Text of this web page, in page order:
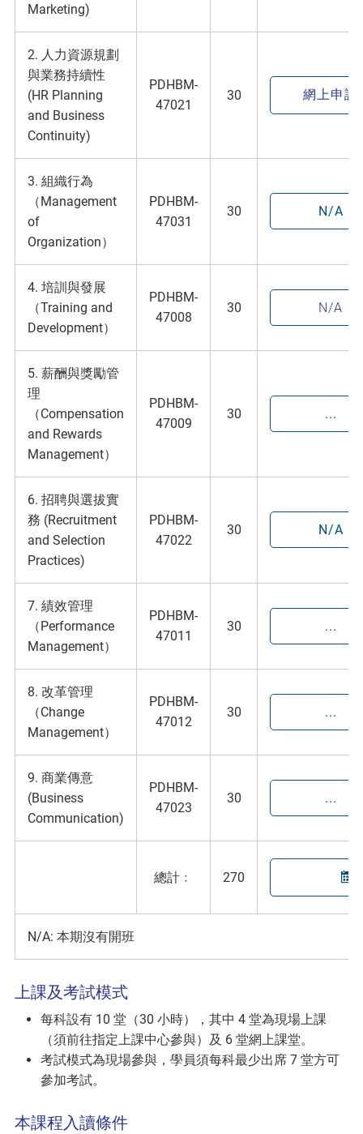
Marketing)
2. 人力資源規劃
與業務持續性
(HR Planning
and Business
Continuity)
PDHBM-
47021
30 網上申請
3. 組織行為
（Management
of
Organization）
PDHBM-
47031
30 N/A
4. 培訓與發展
（Training and
Development）
PDHBM-
47008
30 N/A
5. 薪酬與獎勵管
理
（Compensation
and Rewards
Management）
PDHBM-
47009
30 ...
6. 招聘與選拔實
務 (Recruitment
and Selection
Practices)
PDHBM-
47022
30 N/A
7. 績效管理
（Performance
Management）
PDHBM-
47011
30 ...
8. 改革管理
（Change
Management）
PDHBM-
47012
30 ...
9. 商業傳意
(Business
Communication)
PDHBM-
47023
30 ...
總計﹕ 270
N/A: 本期沒有開班
上課及考試模式
每科設有 10 堂（30 小時），其中 4 堂為現場上課
（須前往指定上課中心參與）及 6 堂網上課堂。
考試模式為現場參與，學員須每科最少出席 7 堂方可
參加考試。
本課程入讀條件